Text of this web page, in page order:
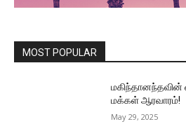
MOST POPULAR
மகிந்தானந்தவின்
மக்கள் ஆரவாரம்!
May 29, 2025